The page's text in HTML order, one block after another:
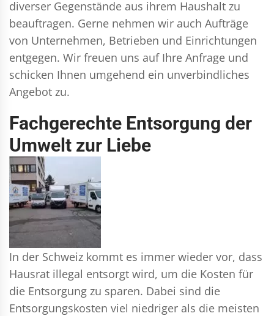
diverser Gegenstände aus ihrem Haushalt zu
beauftragen. Gerne nehmen wir auch Aufträge
von Unternehmen, Betrieben und Einrichtungen
entgegen. Wir freuen uns auf Ihre Anfrage und
schicken Ihnen umgehend ein unverbindliches
Angebot zu.
Fachgerechte Entsorgung der
Umwelt zur Liebe
In der Schweiz kommt es immer wieder vor, dass
Hausrat illegal entsorgt wird, um die Kosten für
die Entsorgung zu sparen. Dabei sind die
Entsorgungskosten viel niedriger als die meisten